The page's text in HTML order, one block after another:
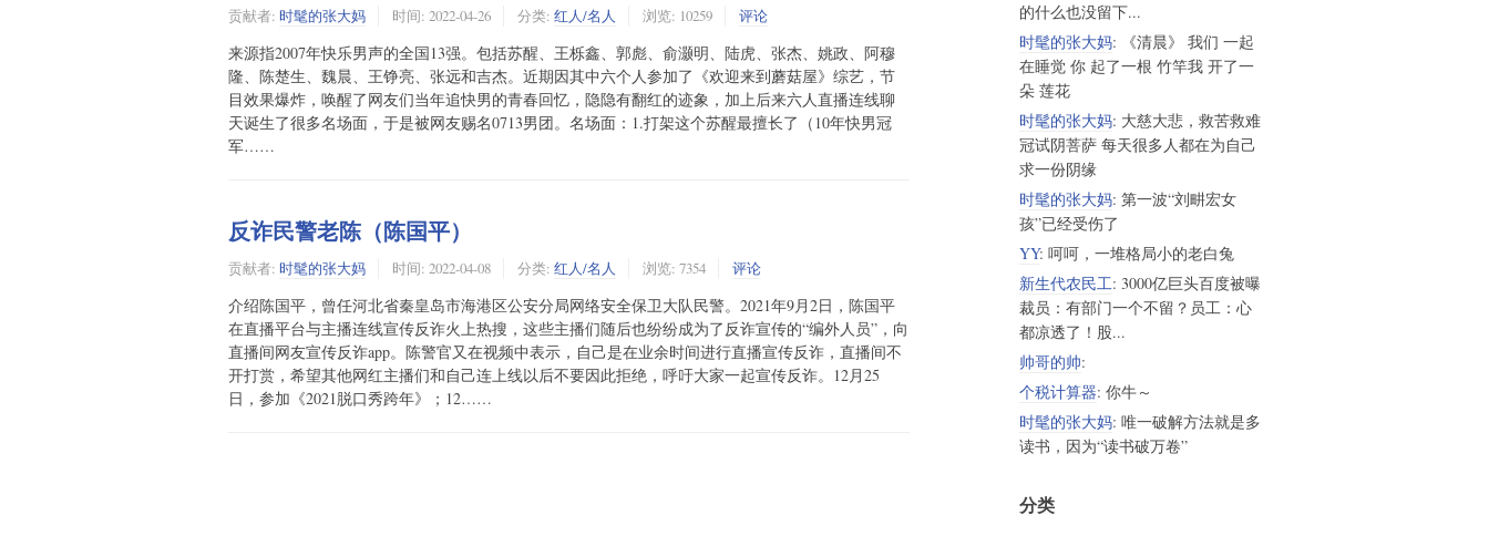
贡献者: 时髦的张大妈 时间: 2022-04-26 分类: 红人/名人 浏览: 10259 评论
来源指2007年快乐男声的全国13强。包括苏醒、王栎鑫、郭彪、俞灏明、陆虎、张杰、姚政、阿穆
隆、陈楚生、魏晨、王铮亮、张远和吉杰。近期因其中六个人参加了《欢迎来到蘑‌‌​‌‌​‌​​‌​​​​‌‌‌​菇屋》综艺，节
目效果爆炸，唤醒了网友们当年追快男的青春回忆，隐隐有翻红的迹象，加上后来六人直播连线聊
天诞生了很多名场面，于是被网友赐名0713男团。名场面：1.打架这个苏醒最擅长了（10年快男冠
军……
反诈民警老陈（陈国平）
贡献者: 时髦的张大妈 时间: 2022-04-08 分类: 红人/名人 浏览: 7354 评论
介绍陈国平，曾任河北省秦皇岛市海港区公安分局网络安全保卫大队民警。2021年9月2日，陈国平
在直播平台与主播连线宣传反诈火上热搜，这些主播们随后也纷纷成为了反诈宣传的“编外人员”，向
直播间网友宣传反诈app。陈警官又在视频中表示，自己是在业余时间进行直播宣传反诈，直播间不
开打赏，希望其他网红主播们和自己连上线以后不要因此拒绝，呼吁大家一起宣传反诈。12月25
日，参加《2021脱口秀跨年》；12……
的什么也没留下...
时髦的张大妈: 《清晨》 我们 一起
在睡觉 你 起了一根 竹竿我 开了一
朵 莲花
时髦的张大妈: 大慈大悲，救苦救难
冠试阴菩萨 每天很多人都在为自己
求一份阴缘
时髦的张大妈: 第一波“刘畊宏女
孩”已经受伤了
YY: 呵呵，一堆格局小的老白兔
新生代农民工: 3000亿巨头百度被曝
裁员：有部门一个不留？员工：心
都凉透了！股...
帅哥的帅:
个税计算器: 你牛～
时髦的张大妈: 唯一破解方法就是多
读书，因为“读书破万卷”
分类